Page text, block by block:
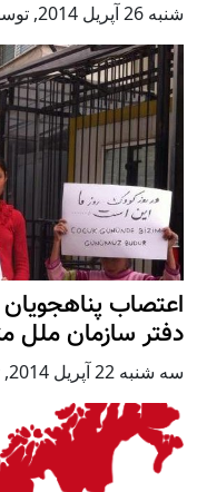
شنبه 26 آپریل 2014 ,
اعتصاب پناهجویان
دفتر سازمان ملل
سه شنبه 22 آپریل 2014 ,